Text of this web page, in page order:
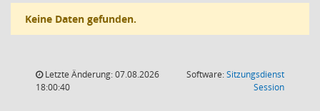
Keine Daten gefunden.
Letzte Änderung: 07.08.2026
18:00:40
Software:Sitzungsdienst
Session(Wird in